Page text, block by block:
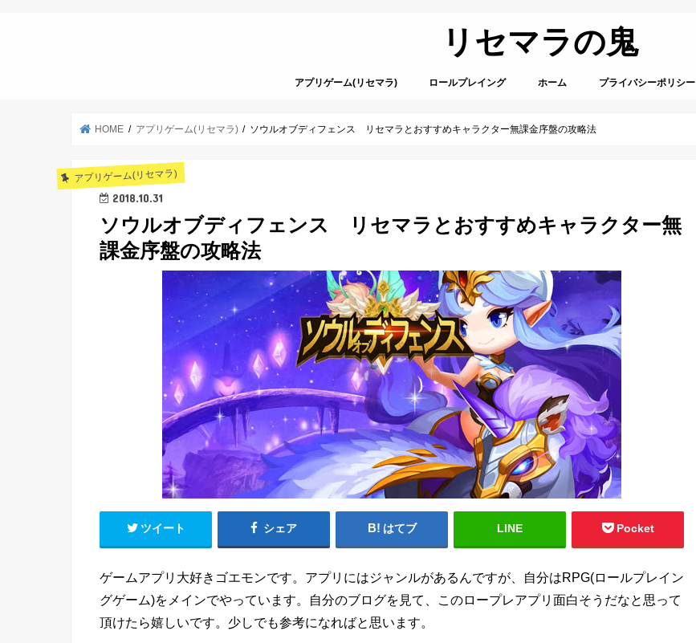
リセマラの鬼
アプリゲーム(リセマラ) ロールプレイング ホーム プライバシーポリシー
HOME アプリゲーム(リセマラ) ソウルオブディフェンス リセマラとおすすめキャラクター無課金序盤の攻略法
アプリゲーム(リセマラ)
2018.10.31
ソウルオブディフェンス リセマラとおすすめキャラクター無
課金序盤の攻略法
ツイート シェア はてブ LINE Pocket
ゲームアプリ大好きゴエモンです。アプリにはジャンルがあるんですが、自分はRPG(ロールプレイン
グゲーム)をメインでやっています。自分のブログを見て、このロープレアプリ面白そうだなと思って
頂けたら嬉しいです。少しでも参考になればと思います。